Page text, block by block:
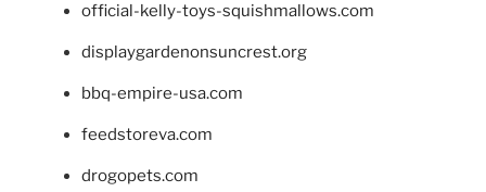
official-kelly-toys-squishmallows.com
displaygardenonsuncrest.org
bbq-empire-usa.com
feedstoreva.com
drogopets.com